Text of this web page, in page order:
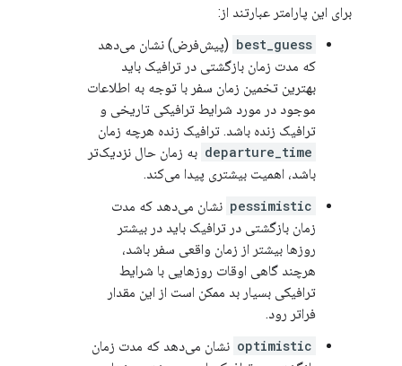
برای این پارامتر عبارتند از:
best_guess (پیش‌فرض) نشان می‌دهد
که مدت زمان بازگشتی در ترافیک باید
بهترین تخمین زمان سفر با توجه به اطلاعات
موجود در مورد شرایط ترافیکی تاریخی و
ترافیک زنده باشد. ترافیک زنده هرچه زمان
departure_time به زمان حال نزدیک‌تر
باشد، اهمیت بیشتری پیدا می‌کند.
pessimistic نشان می‌دهد که مدت
زمان بازگشتی در ترافیک باید در بیشتر
روزها بیشتر از زمان واقعی سفر باشد،
هرچند گاهی اوقات روزهایی با شرایط
ترافیکی بسیار بد ممکن است از این مقدار
فراتر رود.
optimistic نشان می‌دهد که مدت زمان